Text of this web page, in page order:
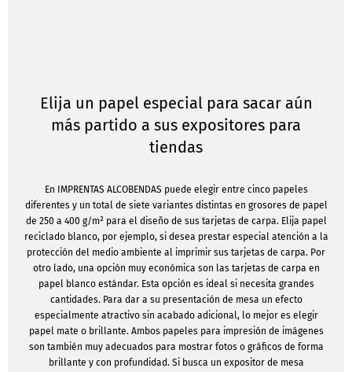
Elija un papel especial para sacar aún
más partido a sus expositores para
tiendas
En IMPRENTAS ALCOBENDAS puede elegir entre cinco papeles
diferentes y un total de siete variantes distintas en grosores de papel
de 250 a 400 g/m² para el diseño de sus tarjetas de carpa. Elija papel
reciclado blanco, por ejemplo, si desea prestar especial atención a la
protección del medio ambiente al imprimir sus tarjetas de carpa. Por
otro lado, una opción muy económica son las tarjetas de carpa en
papel blanco estándar. Esta opción es ideal si necesita grandes
cantidades. Para dar a su presentación de mesa un efecto
especialmente atractivo sin acabado adicional, lo mejor es elegir
papel mate o brillante. Ambos papeles para impresión de imágenes
son también muy adecuados para mostrar fotos o gráficos de forma
brillante y con profundidad. Si busca un expositor de mesa